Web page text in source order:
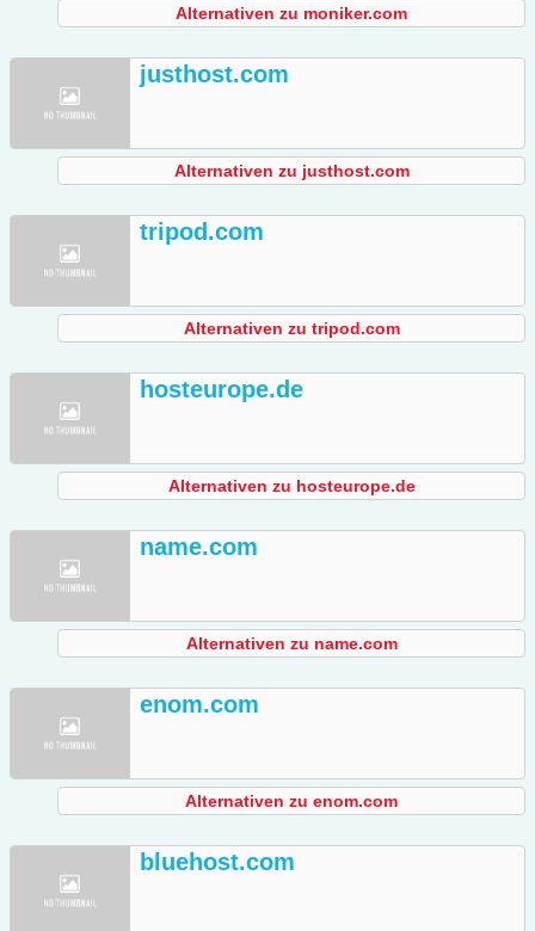
Alternativen zu moniker.com
justhost.com
Alternativen zu justhost.com
tripod.com
Alternativen zu tripod.com
hosteurope.de
Alternativen zu hosteurope.de
name.com
Alternativen zu name.com
enom.com
Alternativen zu enom.com
bluehost.com